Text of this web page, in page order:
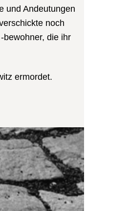
und Andeutungen
noch
bewohner, die ihr
ermordet.